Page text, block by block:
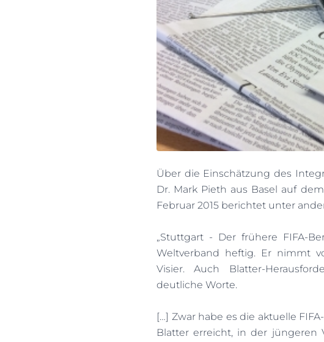
Über die Einschätzung des
Dr. Mark Pieth aus Basel auf
Februar 2015 berichtet unter
„Stuttgart - Der frühere FIFA-
Weltverband heftig. Er nimmt
Visier. Auch Blatter-
deutliche Worte.
[…] Zwar habe es die aktuelle
Blatter erreicht, in der jüngeren